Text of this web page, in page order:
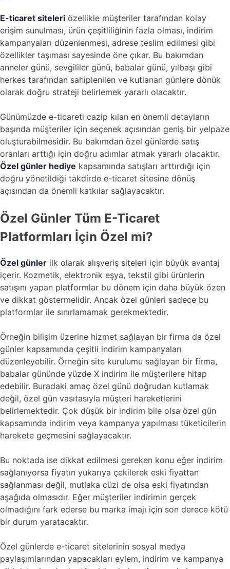
E-ticaret siteleri özellikle müşteriler tarafından kolay
erişim sunulması, ürün çeşitliliğinin fazla olması, indirim
kampanyaları düzenlenmesi, adrese teslim edilmesi gibi
özellikler taşıması sayesinde öne çıkar. Bu bakımdan
anneler günü, sevgililer günü, babalar günü, yılbaşı gibi
herkes tarafından sahiplenilen ve kutlanan günlere dönük
olarak doğru strateji belirlemek yararlı olacaktır.
Günümüzde e-ticareti cazip kılan en önemli detayların
başında müşteriler için seçenek açısından geniş bir yelpaze
oluşturabilmesidir. Bu bakımdan özel günlerde satış
oranları arttığı için doğru adımlar atmak yararlı olacaktır.
Özel günler hediye kapsamında satışları arttırdığı için
doğru yönetildiği takdirde e-ticaret sitesine dönüş
açısından da önemli katkılar sağlayacaktır.
Özel Günler Tüm E-Ticaret
Platformları İçin Özel mi?
Özel günler ilk olarak alışveriş siteleri için büyük avantaj
içerir. Kozmetik, elektronik eşya, tekstil gibi ürünlerin
satışını yapan platformlar bu dönem için daha büyük özen
ve dikkat göstermelidir. Ancak özel günleri sadece bu
platformlar ile sınırlamamak gerekmektedir.
Örneğin bilişim üzerine hizmet sağlayan bir firma da özel
günler kapsamında çeşitli indirim kampanyaları
düzenleyebilir. Örneğin site kurulumu sağlayan bir firma,
babalar gününde yüzde X indirim ile müşterilere hitap
edebilir. Buradaki amaç özel günü doğrudan kutlamak
değil, özel gün vasıtasıyla müşteri hareketlerini
belirlemektedir. Çok düşük bir indirim bile olsa özel gün
kapsamında indirim veya kampanya yapılması tüketicilerin
harekete geçmesini sağlayacaktır.
Bu noktada ise dikkat edilmesi gereken konu eğer indirim
sağlanıyorsa fiyatın yukarıya çekilerek eski fiyattan
sağlanması değil, mutlaka cüzi de olsa eski fiyatından
aşağıda olmasıdır. Eğer müşteriler indirimin gerçek
olmadığını fark ederse bu marka imajı için son derece kötü
bir durum yaratacaktır.
Özel günlerde e-ticaret sitelerinin sosyal medya
paylaşımlarından yapacakları eylem, indirim ve kampanya